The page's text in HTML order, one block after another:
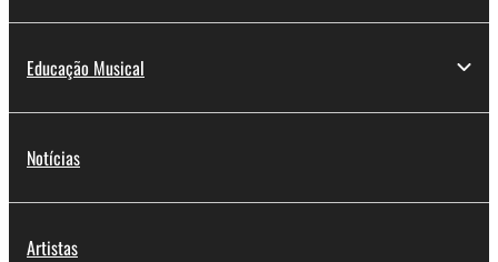
Educação Musical
Notícias
Artistas